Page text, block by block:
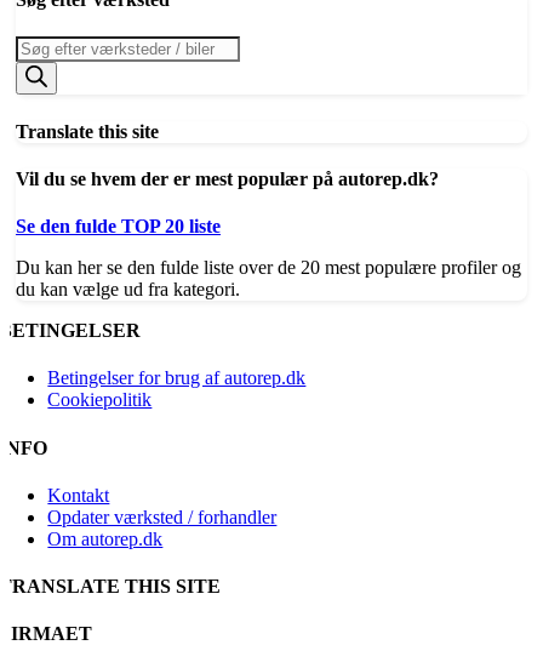
Products
search
Translate this site
Vil du se hvem der er mest populær på autorep.dk?
Se den fulde TOP 20 liste
Du kan her se den fulde liste over de 20 mest populære profiler og
du kan vælge ud fra kategori.
BETINGELSER
Betingelser for brug af autorep.dk
Cookiepolitik
INFO
Kontakt
Opdater værksted / forhandler
Om autorep.dk
TRANSLATE THIS SITE
FIRMAET